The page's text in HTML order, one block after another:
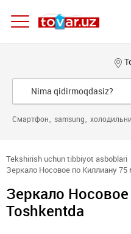
Смартфон samsung
Tekshirish uchun tibbiyot asboblari
Зеркало Носовое по Киллиану
Зеркало
Toshkentda